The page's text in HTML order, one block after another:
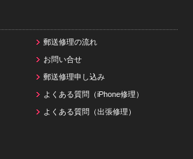
郵送修理の流れ
お問い合せ
郵送修理申し込み
よくある質問（iPhone修理）
よくある質問（出張修理）